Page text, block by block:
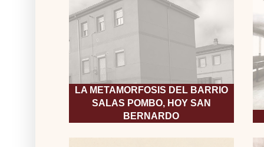
LA METAMORFOSIS DEL BARRIO
SALAS POMBO, HOY SAN
BERNARDO